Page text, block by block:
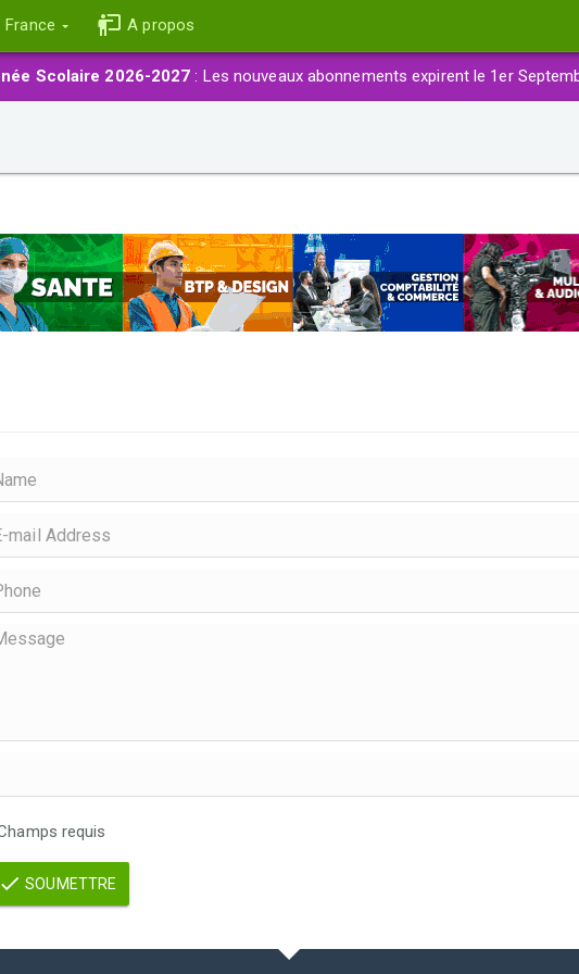
France A propos
Scolaire 2026-2027 : Les nouveaux abonnements expirent le 1er
requis
SOUMETTRE